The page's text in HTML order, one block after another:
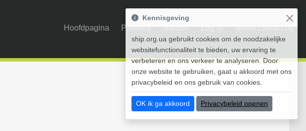
Hoofdpagina Partners Nieuws Log in Neem contact op
Kennisgeving
ship.org.ua gebruikt cookies om de noodzakelijke
websitefunctionaliteit te bieden, uw ervaring te
verbeteren en ons verkeer te analyseren. Door
onze website te gebruiken, gaat u akkoord met ons
privacybeleid en ons gebruik van cookies.
OK ik ga akkoord Privacybeleid openen